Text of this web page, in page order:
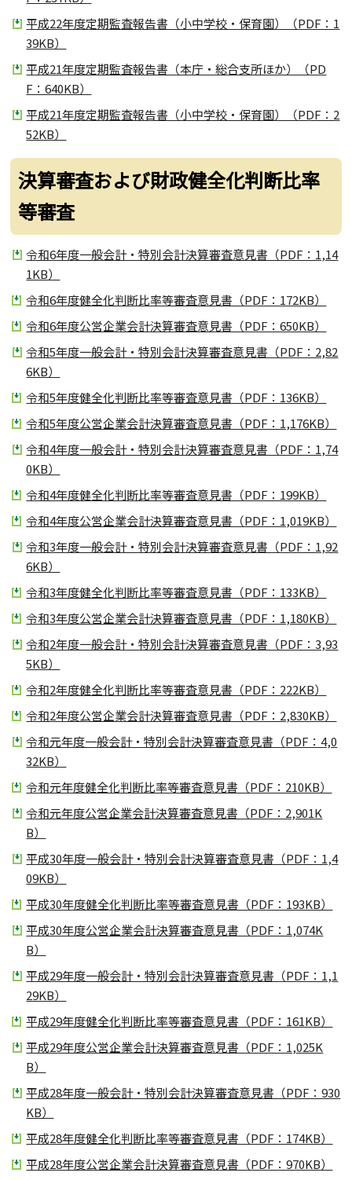
平成22年度定期監査報告書（小中学校・保育園）（PDF：1
39KB）
平成21年度定期監査報告書（本庁・総合支所ほか）（PD
F：640KB）
平成21年度定期監査報告書（小中学校・保育園）（PDF：2
52KB）
決算審査および財政健全化判断比率
等審査
令和6年度一般会計・特別会計決算審査意見書（PDF：1,14
1KB）
令和6年度健全化判断比率等審査意見書（PDF：172KB）
令和6年度公営企業会計決算審査意見書（PDF：650KB）
令和5年度一般会計・特別会計決算審査意見書（PDF：2,82
6KB）
令和5年度健全化判断比率等審査意見書（PDF：136KB）
令和5年度公営企業会計決算審査意見書（PDF：1,176KB）
令和4年度一般会計・特別会計決算審査意見書（PDF：1,74
0KB）
令和4年度健全化判断比率等審査意見書（PDF：199KB）
令和4年度公営企業会計決算審査意見書（PDF：1,019KB）
令和3年度一般会計・特別会計決算審査意見書（PDF：1,92
6KB）
令和3年度健全化判断比率等審査意見書（PDF：133KB）
令和3年度公営企業会計決算審査意見書（PDF：1,180KB）
令和2年度一般会計・特別会計決算審査意見書（PDF：3,93
5KB）
令和2年度健全化判断比率等審査意見書（PDF：222KB）
令和2年度公営企業会計決算審査意見書（PDF：2,830KB）
令和元年度一般会計・特別会計決算審査意見書（PDF：4,0
32KB）
令和元年度健全化判断比率等審査意見書（PDF：210KB）
令和元年度公営企業会計決算審査意見書（PDF：2,901K
B）
平成30年度一般会計・特別会計決算審査意見書（PDF：1,4
09KB）
平成30年度健全化判断比率等審査意見書（PDF：193KB）
平成30年度公営企業会計決算審査意見書（PDF：1,074K
B）
平成29年度一般会計・特別会計決算審査意見書（PDF：1,1
29KB）
平成29年度健全化判断比率等審査意見書（PDF：161KB）
平成29年度公営企業会計決算審査意見書（PDF：1,025K
B）
平成28年度一般会計・特別会計決算審査意見書（PDF：930
KB）
平成28年度健全化判断比率等審査意見書（PDF：174KB）
平成28年度公営企業会計決算審査意見書（PDF：970KB）